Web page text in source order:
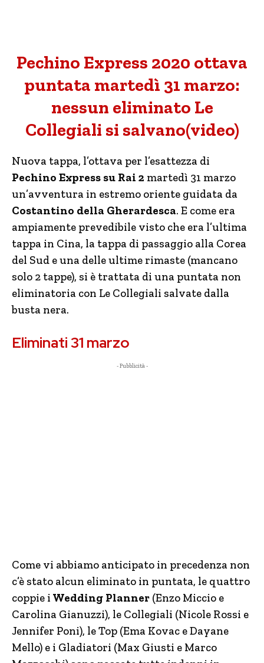
Pechino Express 2020 ottava
puntata martedì 31 marzo:
nessun eliminato Le
Collegiali si salvano(video)
Nuova tappa, l’ottava per l’esattezza di
Pechino Express su Rai 2 martedì 31 marzo
un’avventura in estremo oriente guidata da
Costantino della Gherardesca. E come era
ampiamente prevedibile visto che era l’ultima
tappa in Cina, la tappa di passaggio alla Corea
del Sud e una delle ultime rimaste (mancano
solo 2 tappe), si è trattata di una puntata non
eliminatoria con Le Collegiali salvate dalla
busta nera.
Eliminati 31 marzo
- Pubblicità -
Come vi abbiamo anticipato in precedenza non
c’è stato alcun eliminato in puntata, le quattro
coppie i Wedding Planner (Enzo Miccio e
Carolina Gianuzzi), le Collegiali (Nicole Rossi e
Jennifer Poni), le Top (Ema Kovac e Dayane
Mello) e i Gladiatori (Max Giusti e Marco